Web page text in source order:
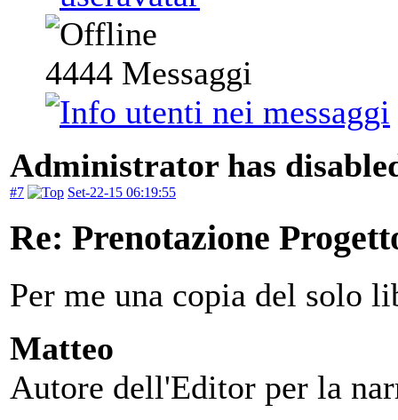
4444 Messaggi
Administrator has
#7 Set-22-15 06:19:55
Re: Prenotazione
Per me una copia del solo
Matteo
Autore dell'Editor per la